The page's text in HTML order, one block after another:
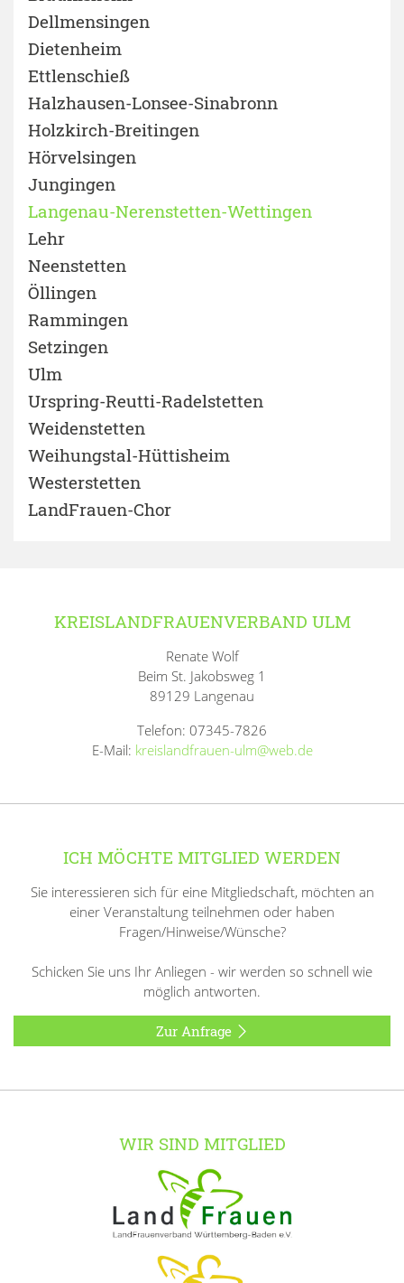
Dellmensingen
Dietenheim
Ettlenschieß
Halzhausen-Lonsee-Sinabronn
Holzkirch-Breitingen
Hörvelsingen
Jungingen
Langenau-Nerenstetten-Wettingen
Lehr
Neenstetten
Öllingen
Rammingen
Setzingen
Ulm
Urspring-Reutti-Radelstetten
Weidenstetten
Weihungstal-Hüttisheim
Westerstetten
LandFrauen-Chor
KREISLANDFRAUENVERBAND ULM
Renate Wolf
Beim St. Jakobsweg 1
89129 Langenau
Telefon: 07345-7826
E-Mail: kreislandfrauen-ulm@web.de
ICH MÖCHTE MITGLIED WERDEN
Sie interessieren sich für eine Mitgliedschaft, möchten an
einer Veranstaltung teilnehmen oder haben
Fragen/Hinweise/Wünsche?
Schicken Sie uns Ihr Anliegen - wir werden so schnell wie
möglich antworten.
Zur Anfrage
WIR SIND MITGLIED